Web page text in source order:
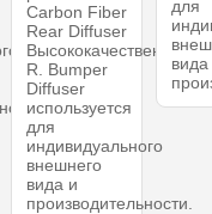
Carbon Fiber
Rear Diffuser
Высококачественный
R. Bumper
Diffuser
используется
для
индивидуального
внешнего
вида и
производительности.
для
вида